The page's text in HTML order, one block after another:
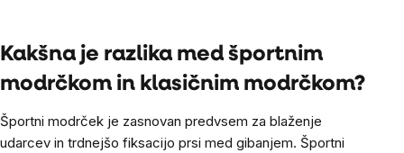
controls
Kakšna je razlika med športnim
modrčkom in klasičnim modrčkom?
Športni modrček je zasnovan predvsem za blaženje
udarcev in trdnejšo fiksacijo prsi med gibanjem. Športni